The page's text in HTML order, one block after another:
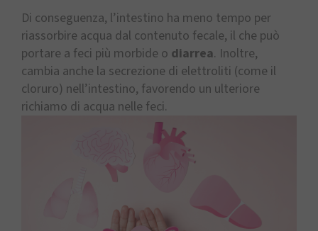
Di conseguenza, l’intestino ha meno tempo per
riassorbire acqua dal contenuto fecale, il che può
portare a feci più morbide o diarrea. Inoltre,
cambia anche la secrezione di elettroliti (come il
cloruro) nell’intestino, favorendo un ulteriore
richiamo di acqua nelle feci.